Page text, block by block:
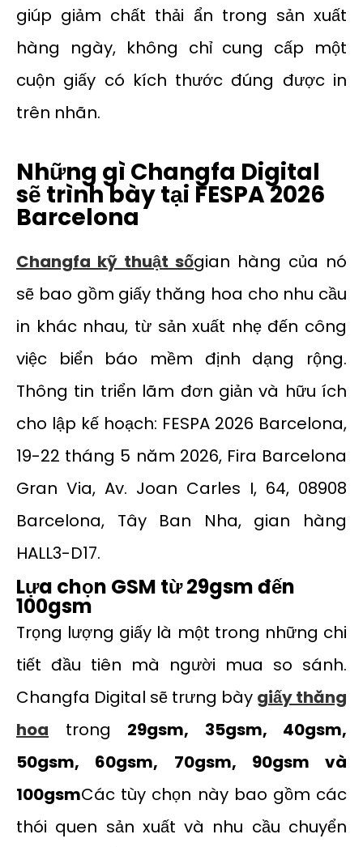
giúp giảm chất thải ẩn trong sản xuất
hàng ngày, không chỉ cung cấp một
cuộn giấy có kích thước đúng được in
trên nhãn.
Những gì Changfa Digital
sẽ trình bày tại FESPA 2026
Barcelona
Changfa kỹ thuật sốgian hàng của nó
sẽ bao gồm giấy thăng hoa cho nhu cầu
in khác nhau, từ sản xuất nhẹ đến công
việc biển báo mềm định dạng rộng.
Thông tin triển lãm đơn giản và hữu ích
cho lập kế hoạch: FESPA 2026 Barcelona,
19-22 tháng 5 năm 2026, Fira Barcelona
Gran Via, Av. Joan Carles I, 64, 08908
Barcelona, Tây Ban Nha, gian hàng
HALL3-D17.
Lựa chọn GSM từ 29gsm đến
100gsm
Trọng lượng giấy là một trong những chi
tiết đầu tiên mà người mua so sánh.
Changfa Digital sẽ trưng bày giấy thăng
hoa trong 29gsm, 35gsm, 40gsm,
50gsm, 60gsm, 70gsm, 90gsm và
100gsmCác tùy chọn này bao gồm các
thói quen sản xuất và nhu cầu chuyển